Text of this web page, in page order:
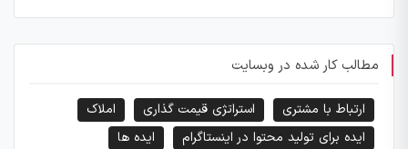
مطالب کار شده در وبسایت
ارتباط با مشتری استراتژی قیمت گذاری
املاک
ایده برای تولید محتوا در اینستاگرام
ایده ها